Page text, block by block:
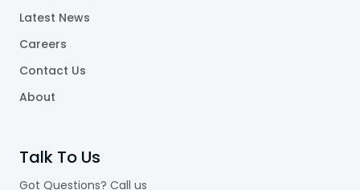
Latest News
Careers
Contact Us
About
Talk To Us
Got Questions? Call us